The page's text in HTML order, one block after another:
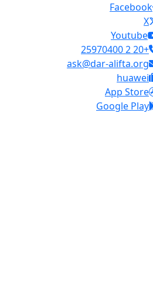
Facebook
X
Youtube
+20 2 25970400
ask@dar-alifta.org
huawei
App Store
Google Play